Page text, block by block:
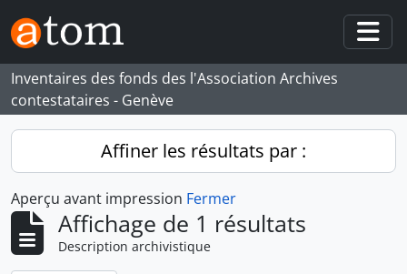
Skip to main content
Inventaires des fonds des l'Association Archives
contestataires - Genève
Affiner les résultats par :
Aperçu avant impression Fermer
Affichage de 1 résultats
Description archivistique